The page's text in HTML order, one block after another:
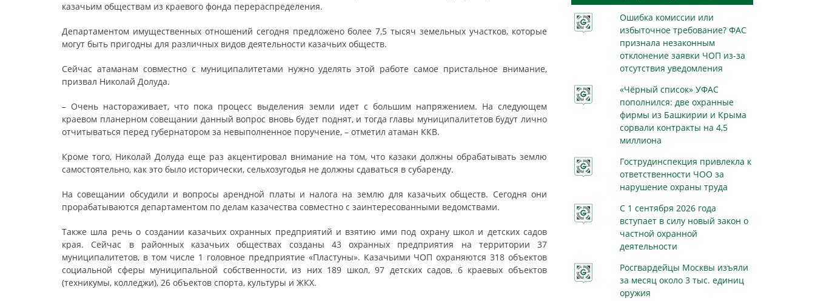
казачьим обществам из краевого фонда перераспределения.
Департаментом имущественных отношений сегодня предложено более 7,5 тысяч земельных участков, которые
могут быть пригодны для различных видов деятельности казачьих обществ.
Сейчас атаманам совместно с муниципалитетами нужно уделять этой работе самое пристальное внимание,
призвал Николай Долуда.
– Очень настораживает, что пока процесс выделения земли идет с большим напряжением. На следующем
краевом планерном совещании данный вопрос вновь будет поднят, и тогда главы муниципалитетов будут лично
отчитываться перед губернатором за невыполненное поручение, – отметил атаман ККВ.
Кроме того, Николай Долуда еще раз акцентировал внимание на том, что казаки должны обрабатывать землю
самостоятельно, как это было исторически, сельхозугодья не должны сдаваться в субаренду.
На совещании обсудили и вопросы арендной платы и налога на землю для казачьих обществ. Сегодня они
прорабатываются департаментом по делам казачества совместно с заинтересованными ведомствами.
Также шла речь о создании казачьих охранных предприятий и взятию ими под охрану школ и детских садов
края. Сейчас в районных казачьих обществах созданы 43 охранных предприятия на территории 37
муниципалитетов, в том числе 1 головное предприятие «Пластуны». Казачьими ЧОП охраняются 318 объектов
социальной сферы муниципальной собственности, из них 189 школ, 97 детских садов, 6 краевых объектов
(техникумы, колледжи), 26 объектов спорта, культуры и ЖКХ.
Ошибка комиссии или
избыточное требование? ФАС
признала незаконным
отклонение заявки ЧОП из-за
отсутствия уведомления
«Чёрный список» УФАС
пополнился: две охранные
фирмы из Башкирии и Крыма
сорвали контракты на 4,5
миллиона
Гострудинспекция привлекла к
ответственности ЧОО за
нарушение охраны труда
С 1 сентября 2026 года
вступает в силу новый закон о
частной охранной
деятельности
Росгвардейцы Москвы изъяли
за месяц около 3 тыс. единиц
оружия